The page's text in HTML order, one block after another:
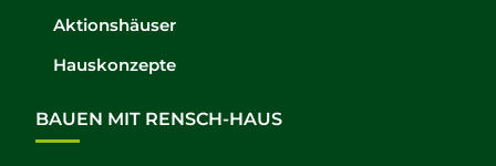
Aktionshäuser
Hauskonzepte
BAUEN MIT RENSCH-HAUS